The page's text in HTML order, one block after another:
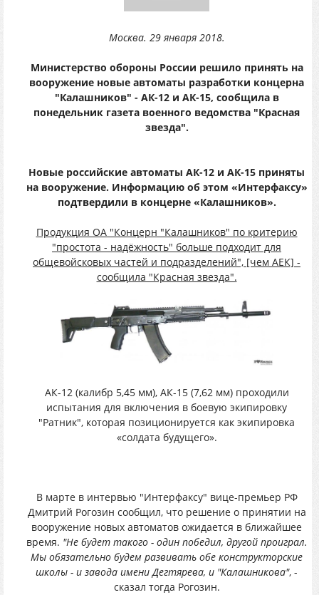
Москва. 29 января 2018.
Министерство обороны России решило принять на
вооружение новые автоматы разработки концерна
"Калашников" - АК-12 и АК-15, сообщила в
понедельник газета военного ведомства "Красная
звезда".
Новые российские автоматы АК-12 и АК-15 приняты
на вооружение. Информацию об этом «Интерфаксу»
подтвердили в концерне «Калашников».
Продукция ОА "Концерн "Калашников" по критерию
"простота - надёжность" больше подходит для
общевойсковых частей и подразделений", [чем АЕК] -
сообщила "Красная звезда".
АК-12 (калибр 5,45 мм), АК-15 (7,62 мм) проходили
испытания для включения в боевую экипировку
"Ратник", которая позиционируется как экипировка
«солдата будущего».
В марте в интервью "Интерфаксу" вице-премьер РФ
Дмитрий Рогозин сообщил, что решение о принятии на
вооружение новых автоматов ожидается в ближайшее
время. "Не будет такого - один победил, другой проиграл.
Мы обязательно будем развивать обе конструкторские
школы - и завода имени Дегтярева, и "Калашникова", -
сказал тогда Рогозин.